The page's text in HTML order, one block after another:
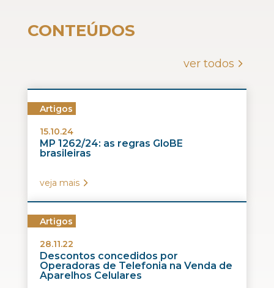
CONTEÚDOS
ver todos
Artigos
15.10.24
MP 1262/24: as regras GloBE
brasileiras
veja mais
Artigos
28.11.22
Descontos concedidos por
Operadoras de Telefonia na Venda de
Aparelhos Celulares